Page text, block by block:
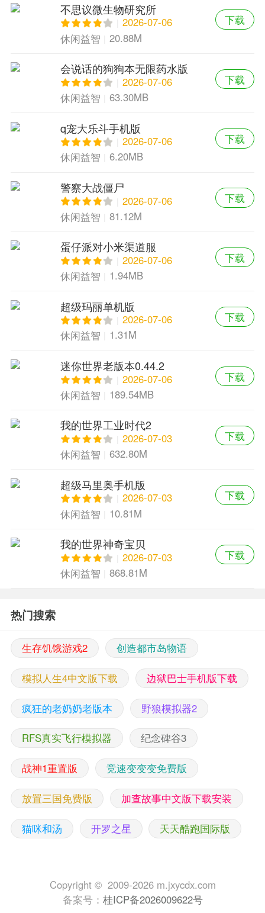
不思议微生物研究所
2026-07-06
休闲益智
20.88M
下载
会说话的狗狗本无限药水版
2026-07-06
休闲益智
63.30MB
下载
q宠大乐斗手机版
2026-07-06
休闲益智
6.20MB
下载
警察大战僵尸
2026-07-06
休闲益智
81.12M
下载
蛋仔派对小米渠道服
2026-07-06
休闲益智
1.94MB
下载
超级玛丽单机版
2026-07-06
休闲益智
1.31M
下载
迷你世界老版本0.44.2
2026-07-06
休闲益智
189.54MB
下载
我的世界工业时代2
2026-07-03
休闲益智
632.80M
下载
超级马里奥手机版
2026-07-03
休闲益智
10.81M
下载
我的世界神奇宝贝
2026-07-03
休闲益智
868.81M
下载
热门搜索
生存饥饿游戏2 创造都市岛物语
模拟人生4中文版下载 边狱巴士手机版下载
疯狂的老奶奶老版本 野狼模拟器2
RFS真实飞行模拟器 纪念碑谷3
战神1重置版 竞速变变变免费版
放置三国免费版 加查故事中文版下载安装
猫咪和汤 开罗之星 天天酷跑国际版
Copyright © 2009-2026 m.jxycdx.com
备案号： 桂ICP备2026009622号